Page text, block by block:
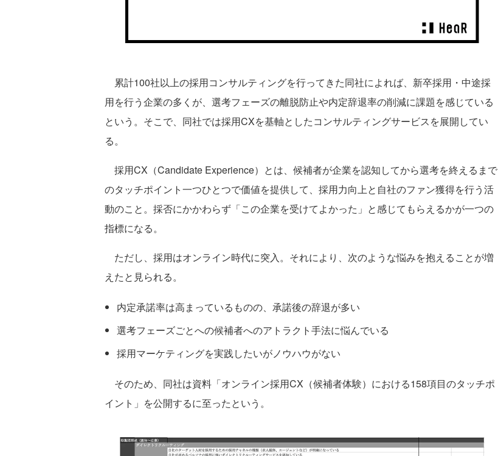
累計100社以上の採用コンサルティングを行ってきた同社によれば、新卒採用・中途採
用を行う企業の多くが、選考フェーズの離脱防止や内定辞退率の削減に課題を感じている
という。そこで、同社では採用CXを基軸としたコンサルティングサービスを展開してい
る。
採用CX（Candidate Experience）とは、候補者が企業を認知してから選考を終えるまで
のタッチポイント一つひとつで価値を提供して、採用力向上と自社のファン獲得を行う活
動のこと。採否にかかわらず「この企業を受けてよかった」と感じてもらえるかが一つの
指標になる。
ただし、採用はオンライン時代に突入。それにより、次のような悩みを抱えることが増
えたと見られる。
内定承諾率は高まっているものの、承諾後の辞退が多い
選考フェーズごとへの候補者へのアトラクト手法に悩んでいる
採用マーケティングを実践したいがノウハウがない
そのため、同社は資料「オンライン採用CX（候補者体験）における158項目のタッチポ
イント」を公開するに至ったという。